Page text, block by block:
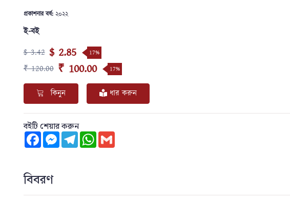
প্রকাশনার বর্ষ:২০২২
ই-বই
$ 3.42 $ 2.85 17%
₹ 120.00 ₹ 100.00 17%
কিনুন ধার করুন
বইটি শেয়ার করুন
FacebookMessenger
TelegramWhatsApp
Gmail
বিবরণ